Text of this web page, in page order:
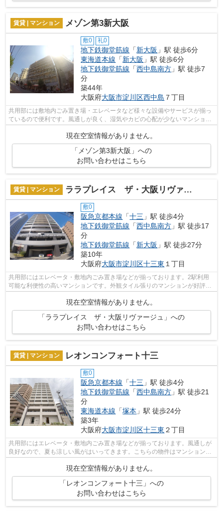
賃貸 | マンション メゾン第3新大阪
敷0 礼0
地下鉄御堂筋線 「新大阪 」駅 徒歩6分
東海道本線 「新大阪 」駅 徒歩6分
地下鉄御堂筋線 「西中島南方 」駅 徒歩7
分
築44年
大阪府大阪市淀川区西中島 ７丁目
共用部には敷地内ごみ置き場・エレベータなど様々な設備やサービスが揃っ
ているので便利です。風通しが良く、湿気やカビの心配が少ないマンション
現在空室情報がありません。
「メゾン第3新大阪」への
お問い合わせはこちら
賃貸 | マンション ララプレイス ザ・大阪リヴァージュ
敷0
阪急京都本線 「十三 」駅 徒歩4分
地下鉄御堂筋線 「西中島南方 」駅 徒歩17
分
地下鉄御堂筋線 「新大阪 」駅 徒歩27分
築10年
大阪府大阪市淀川区十三東 １丁目
共用部にはエレベータ・敷地内ごみ置き場などが揃っております。2駅利用
可能な利便性の高いマンションです。外観タイル張りのマンションが好評と
なっています。常に新鮮な空気を取り入...
現在空室情報がありません。
「ララプレイス ザ・大阪リヴァージュ」への
お問い合わせはこちら
賃貸 | マンション レオンコンフォート十三
敷0
阪急京都本線 「十三 」駅 徒歩4分
地下鉄御堂筋線 「西中島南方 」駅 徒歩21
分
東海道本線 「塚本 」駅 徒歩24分
築3年
大阪府大阪市淀川区十三東 ２丁目
共用部にはエレベータ・敷地内ごみ置き場などが揃っております。風通しが
良好なので、夏も涼しい風がはいってきます。こちらの物件はマンションで
現在空室情報がありません。
「レオンコンフォート十三」への
お問い合わせはこちら